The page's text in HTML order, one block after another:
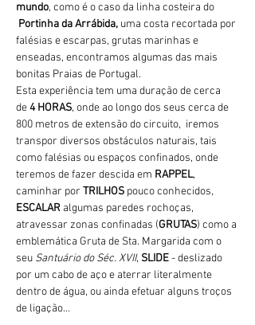
mundo, como é o caso da linha costeira do
Portinha da Arrábida, uma costa recortada por
falésias e escarpas, grutas marinhas e
enseadas, encontramos algumas das mais
bonitas Praias de Portugal.
Esta experiência tem uma duração de cerca
de 4 HORAS, onde ao longo dos seus cerca de
800 metros de extensão do circuito,  iremos
transpor diversos obstáculos naturais, tais
como falésias ou espaços confinados, onde
teremos de fazer descida em RAPPEL,
caminhar por TRILHOS pouco conhecidos,
ESCALAR algumas paredes rochoças,
atravessar zonas confinadas (GRUTAS) como a
emblemática Gruta de Sta. Margarida com o
seu Santuário do Séc. XVII, SLIDE - deslizado
por um cabo de aço e aterrar literalmente
dentro de água, ou ainda efetuar alguns troços
de ligação…